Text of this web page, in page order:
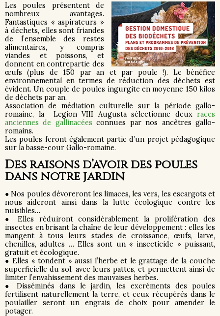
Les poules présentent de
nombreux avantages.
Fantastiques « aspirateurs »
à déchets, elles sont friandes
de l’ensemble des restes
alimentaires, y compris
viandes et poissons, et
donnent en contrepartie des
œufs (plus de 150 par an et par poule !). Le bénéfice
environnemental en termes de réduction des déchets est
évident. Un couple de poules ingurgite en moyenne 150 kilos
de déchets par an.
Association de médiation culturelle sur la période gallo-
romaine, la Legion VIII Augusta sélectionne deux races
anciennes de gallinacées connues par nos ancêtres gallo-
romains.
Les poules feront également partie d’un projet pédagogique
sur la basse-cour Gallo-romaine.
Des raisons d’avoir des poules
dans notre jardin
● Nos poules dévoreront les limaces, les vers, les escargots et
nous aideront ainsi dans la lutte écologique contre les
nuisibles…
● Elles réduiront considérablement la prolifération des
insectes en brisant la chaîne de leur développement : elles les
mangent à tous leurs stades de croissance, œufs, larve,
chenilles, adultes … Elles sont un « insecticide » puissant,
gratuit et écologique.
● Elles « tondent » aussi l’herbe et le grattage de la couche
superficielle du sol, avec leurs pattes, et permettent ainsi de
limiter l’envahissement des mauvaises herbes.
● Disséminés dans le jardin, les excréments des poules
fertilisent naturellement la terre, et ceux récupérés dans le
poulailler seront un engrais de choix pour amender le
potager.